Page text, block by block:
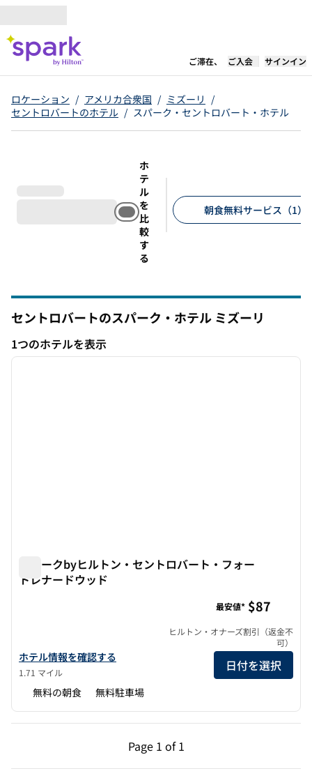
ご滞在、 新しいタブで開
ご入会 サインイン
ロケーション / アメリカ合衆国 / ミズーリ /
セントロバートのホテル / スパーク・セントロバート・ホテル
ホ
テ
ル
を
比
較
す
る
朝食無料サービス（1）
セントロバートのスパーク・ホテル ミズーリ
1つのホテルを表示
1つのホテルを表示
1/12
次の
スパークbyヒルトン・セントロバート・フォー
トレナードウッド
スパークbyヒルトン・セントロバート・フォートレオナード・ウ
ホテル情報を確認する
1.71 マイル
最安値* $87
ヒルトン・オナーズ割引（返金不
可）
日付を選択
無料の朝食 無料駐車場
Page 1 of 1
前のページ（1/1）
Page 1 of 1